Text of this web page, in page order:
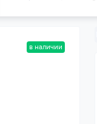
в наличии